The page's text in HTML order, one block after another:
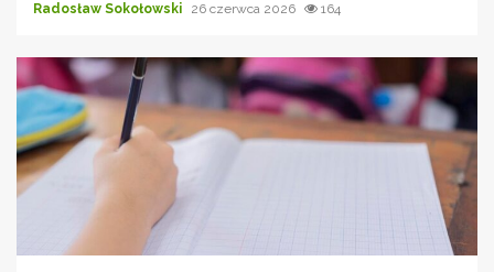
Radosław Sokołowski 26 czerwca 2026 164